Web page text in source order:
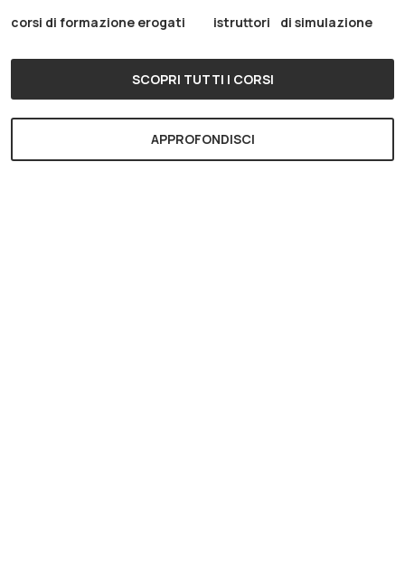
corsi di formazione erogati istruttori di simulazione
SCOPRI TUTTI I CORSI
APPROFONDISCI